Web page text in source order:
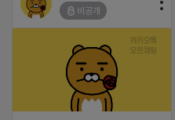
비공개